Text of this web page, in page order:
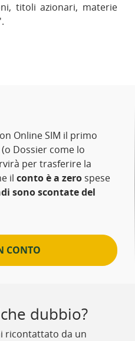
titoli azionari, materie
Online SIM il primo
(o Dossier come lo
per trasferire la
il conto è a zero spese
sono scontate del
CONTO
dubbio?
ricontattato da un